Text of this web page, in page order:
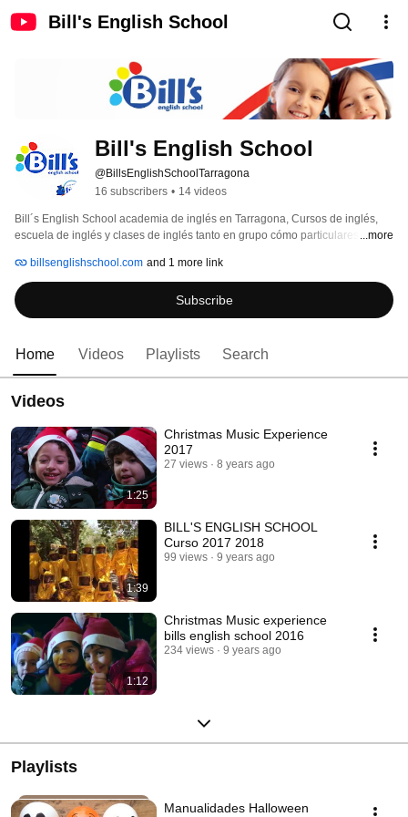
Bill's English School
Bill's English School
@BillsEnglishSchoolTarragona
16 subscribers • 14 videos
Bill´s English School academia de inglés en Tarragona, Cursos de inglés,
escuela de inglés y clases de inglés tanto en grupo cómo particulares.
inglés de una manera personalizada, tanto para adultos como para niños en
el tiempo libre. Visítenos en: www.billsenglishschool.com o contacte
directamente en: info@billsenglishschool.com
...more
billsenglishschool.com and 1 more link
Subscribe
Home Videos Playlists Search
Videos
1:25
Christmas Music Experience
2017
27 views 8 years ago
1:39
BILL'S ENGLISH SCHOOL
Curso 2017 2018
99 views 9 years ago
1:12
Christmas Music experience
bills english school 2016
234 views 9 years ago
Playlists
Manualidades Halloween